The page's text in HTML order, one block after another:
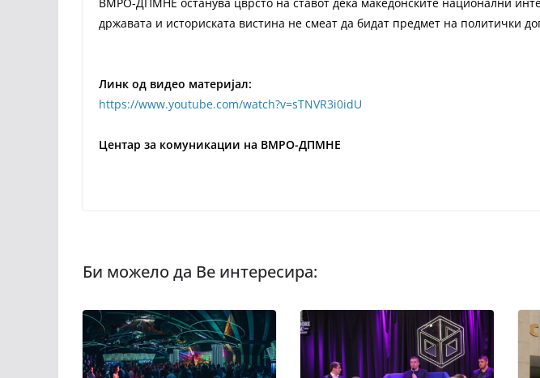
државата и историската вистина не смеат да бидат предмет на политички
Линк од видео материјал:
https://www.youtube.com/watch?v=sTNVR3i0idU
Центар за комуникации на ВМРО-ДПМНЕ